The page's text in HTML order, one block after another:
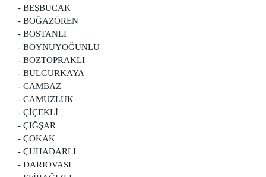
- BEŞBUCAK
- BOĞAZÖREN
- BOSTANLI
- BOYNUYOĞUNLU
- BOZTOPRAKLI
- BULGURKAYA
- CAMBAZ
- CAMUZLUK
- ÇİÇEKLİ
- ÇIĞŞAR
- ÇOKAK
- ÇUHADARLI
- DARIOVASI